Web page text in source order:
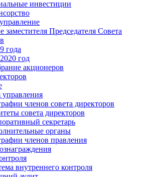
инвестиции
Председателя Совета
года
год
акционеров
управления
членов совета директоров
совета директоров
секретарь
органы
членов правления
внутреннего контроля